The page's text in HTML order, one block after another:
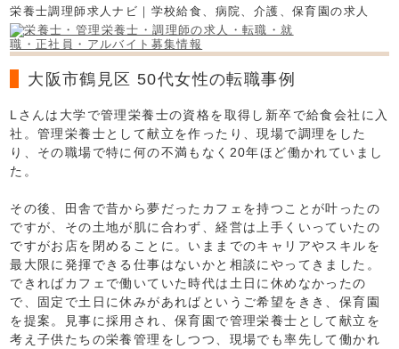
栄養士調理師求人ナビ｜学校給食、病院、介護、保育園の求人
大阪市鶴見区 50代女性の転職事例
Lさんは大学で管理栄養士の資格を取得し新卒で給食会社に入
社。管理栄養士として献立を作ったり、現場で調理をした
り、その職場で特に何の不満もなく20年ほど働かれていまし
た。
その後、田舎で昔から夢だったカフェを持つことが叶ったの
ですが、その土地が肌に合わず、経営は上手くいっていたの
ですがお店を閉めることに。いままでのキャリアやスキルを
最大限に発揮できる仕事はないかと相談にやってきました。
できればカフェで働いていた時代は土日に休めなかったの
で、固定で土日に休みがあればというご希望をきき、保育園
を提案。見事に採用され、保育園で管理栄養士として献立を
考え子供たちの栄養管理をしつつ、現場でも率先して働かれ